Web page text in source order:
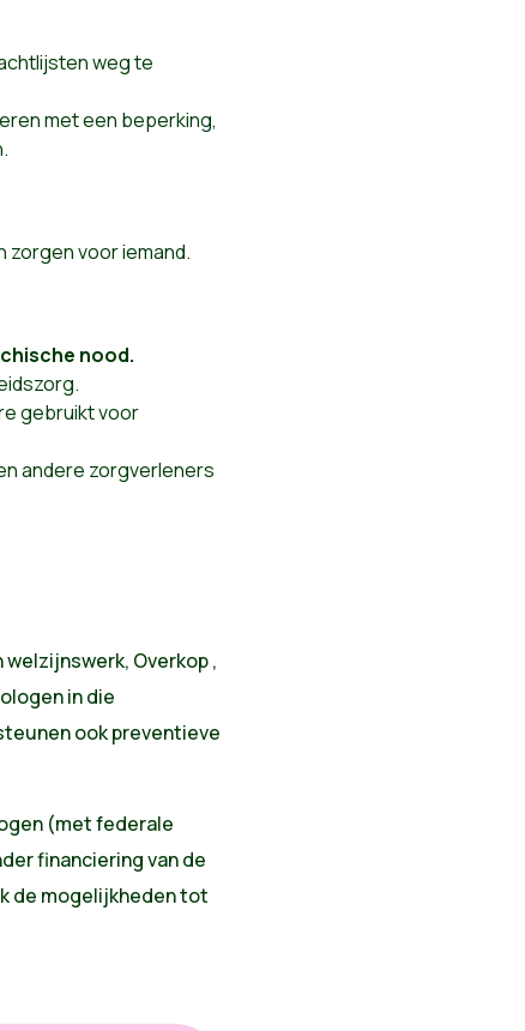
weg te
met een beperking,
zorgen voor iemand.
nood.
gebruikt voor
andere zorgverleners
Overkop ,
in die
ook preventieve
(met federale
financiering van de
de mogelijkheden tot